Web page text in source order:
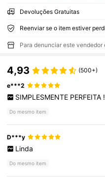
Devoluções Gratuitas
Para denunciar este vendedor
4,93 (500+)
e***2
SIMPLESMENTE PERFEITA !
Do mesmo item
D***y
Linda
Do mesmo item